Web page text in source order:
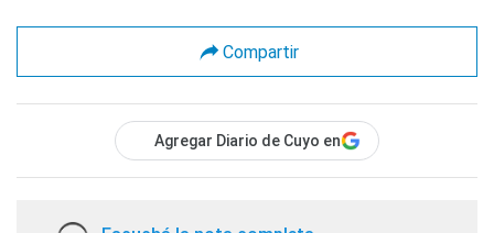
Compartir
Agregar Diario de Cuyo en